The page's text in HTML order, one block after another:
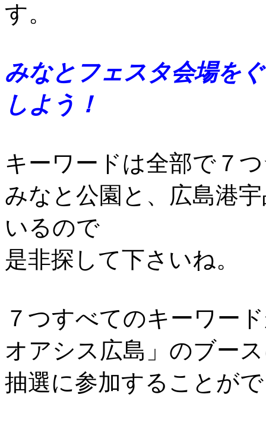
す。
みなとフェスタ会場を
しよう！
キーワードは全部
みなと公園と、広島港
いるので
是非探して下さいね。
７つすべてのキーワー
オアシス広島」のブー
抽選に参加することが